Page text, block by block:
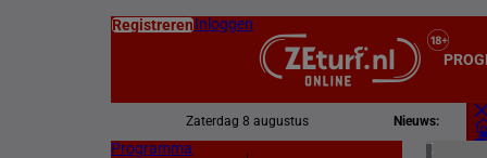
RegistrerenInloggen
Zaterdag 8 augustus Nieuws:
Programma